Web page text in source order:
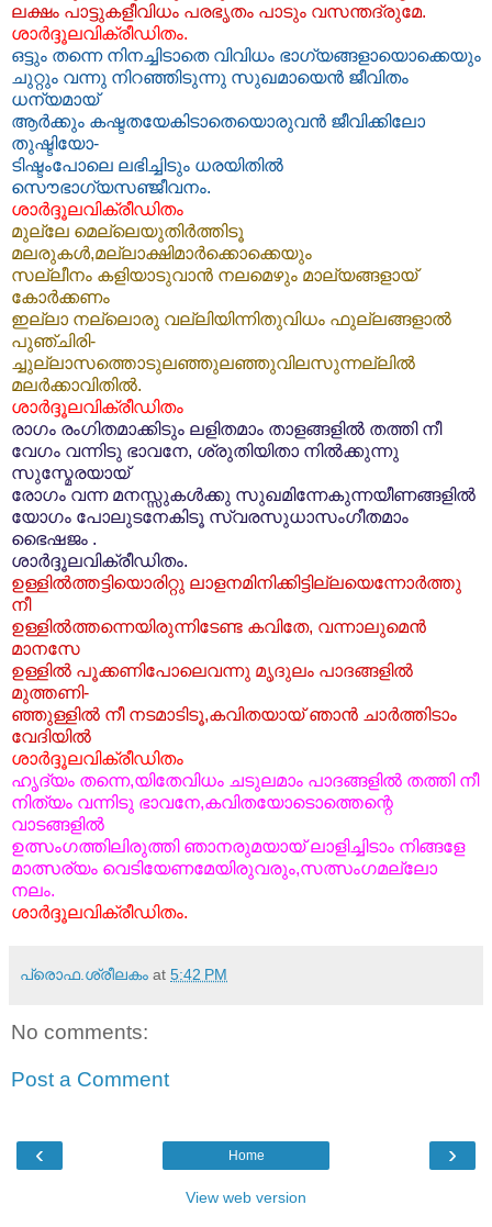
ലക്ഷം പാട്ടുകളീവിധം പരഭൃതം പാടും വസന്തദ്രുമേ.
ശാര്‍ദ്ദൂലവിക്രീഡിതം.
ഒട്ടും തന്നെ നിനച്ചിടാതെ വിവിധം ഭാഗ്യങ്ങളായൊക്കെയും
ചുറ്റും വന്നു നിറഞ്ഞിടുന്നു സുഖമായെന്‍ ജീവിതം
ധന്യമായ്
ആര്‍ക്കും കഷ്ടതയേകിടാതെയൊരുവന്‍ ജീവിക്കിലോ
തുഷ്ടിയോ-
ടിഷ്ടംപോലെ ലഭിച്ചിടും ധരയിതില്‍
സൌഭാഗ്യസഞ്ജീവനം.
ശാര്‍ദ്ദൂലവിക്രീഡിതം
മുല്ലേ മെല്ലെയുതിര്‍ത്തിടൂ
മലരുകള്‍,മല്ലാക്ഷിമാര്‍ക്കൊക്കെയും
സല്ലീനം കളിയാടുവാന്‍ നലമെഴും മാല്യങ്ങളായ്
കോര്‍ക്കണം
ഇല്ലാ നല്ലൊരു വല്ലിയിന്നിതുവിധം ഫുല്ലങ്ങളാല്‍
പുഞ്ചിരി-
ച്ചുല്ലാസത്തൊടുലഞ്ഞുലഞ്ഞുവിലസുന്നല്ലില്‍
മലര്‍ക്കാവിതില്‍‍.
ശാര്‍ദ്ദൂലവിക്രീഡിതം
രാഗം രംഗിതമാക്കിടും ലളിതമാം താളങ്ങളില്‍ തത്തി നീ
വേഗം വന്നിടു ഭാവനേ, ശ്രുതിയിതാ നില്‍ക്കുന്നു
സുസ്മേരയായ്
രോഗം വന്ന മനസ്സുകള്‍ക്കു സുഖമിന്നേകുന്നയീണങ്ങളില്‍
യോഗം പോലുടനേകിടൂ സ്വരസുധാസംഗീതമാം
ഭൈഷജം .
ശാര്‍ദ്ദൂലവിക്രീഡിതം.
ഉള്ളില്‍ത്തട്ടിയൊരിറ്റു ലാളനമിനിക്കിട്ടില്ലയെന്നോര്‍ത്തു
നീ
ഉള്ളില്‍ത്തന്നെയിരുന്നിടേണ്ട കവിതേ, വന്നാലുമെന്‍
മാനസേ
ഉള്ളില്‍ പൂക്കണിപോലെവന്നു മൃദുലം പാദങ്ങളില്‍
മുത്തണി-
ഞ്ഞുള്ളില്‍ നീ നടമാടിടൂ,കവിതയായ് ഞാന്‍ ചാര്‍ത്തിടാം
വേദിയില്‍
ശാര്‍ദ്ദൂലവിക്രീഡിതം
ഹൃദ്യം തന്നെ,യിതേവിധം ചടുലമാം പാദങ്ങളില്‍ തത്തി നീ
നിത്യം വന്നിടു ഭാവനേ,കവിതയോടൊത്തെന്റെ
വാടങ്ങളില്‍
ഉത്സംഗത്തിലിരുത്തി ഞാനരുമയായ് ലാളിച്ചിടാം നിങ്ങളേ
മാത്സര്യം വെടിയേണമേയിരുവരും,സത്സംഗമല്ലോ
നലം.
ശാര്‍ദ്ദൂലവിക്രീഡിതം.
പ്രൊഫ.ശ്രീലകം at 5:42 PM
No comments:
Post a Comment
‹ ›
Home
View web version